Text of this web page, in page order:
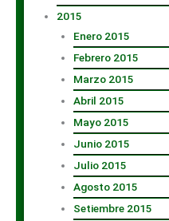
2015
Enero 2015
Febrero 2015
Marzo 2015
Abril 2015
Mayo 2015
Junio 2015
Julio 2015
Agosto 2015
Setiembre 2015